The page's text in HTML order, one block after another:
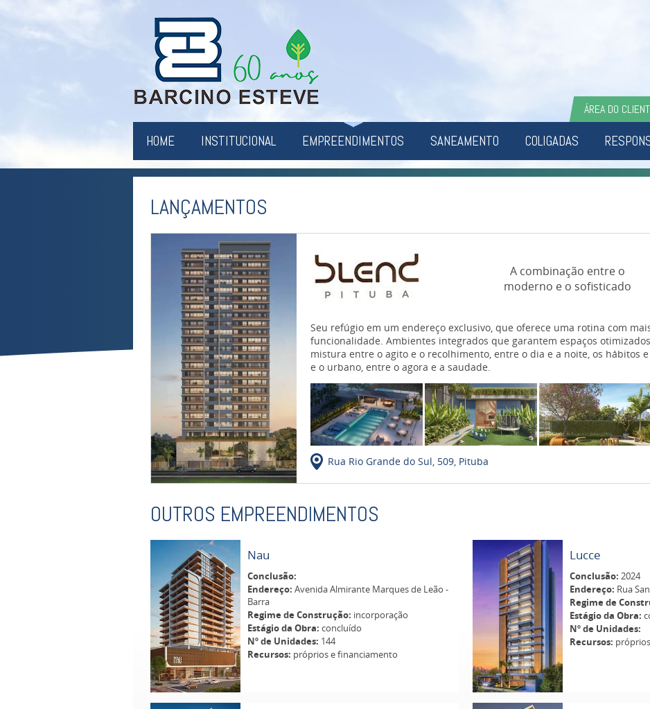
HOME INSTITUCIONAL EMPREENDIMENTOS SANEAMENTO COLIGADAS
ÁREA DO
LANÇAMENTOS
A combinação entre o
moderno e o sofisticado
Seu refúgio em um endereço exclusivo, que oferece uma rotina com
funcionalidade. Ambientes integrados que garantem espaços
mistura entre o agito e o recolhimento, entre o dia e a noite, os hábitos
e o urbano, entre o agora e a saudade.
Rua Rio Grande do Sul, 509, Pituba
OUTROS EMPREENDIMENTOS
Nau
Conclusão:
Endereço: Avenida Almirante Marques de Leão -
Barra
Regime de Construção: incorporação
Estágio da Obra: concluído
Nº de Unidades: 144
Recursos: próprios e financiamento
Lucce
Conclusão: 2024
Endereço: Rua
Regime de
Estágio da Obra:
Nº de Unidades:
Recursos: